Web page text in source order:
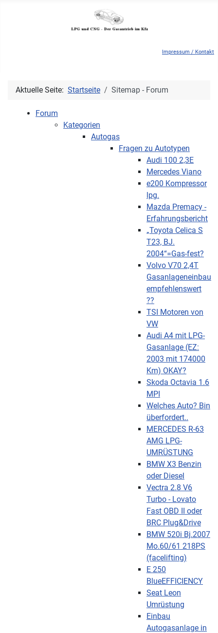
Impressum / Kontakt
Aktuelle Seite: Startseite Sitemap - Forum
Forum
Kategorien
Autogas
Fragen zu Autotypen
Audi 100 2,3E
Mercedes Viano
e200 Kompressor
lpg.
Mazda Premacy -
Erfahrungsbericht
„Toyota Celica S
T23, BJ.
2004“=Gas-fest?
Volvo V70 2,4T
Gasanlageneinbau
empfehlenswert
??
TSI Motoren von
VW
Audi A4 mit LPG-
Gasanlage (EZ:
2003 mit 174000
Km) OKAY?
Skoda Octavia 1.6
MPI
Welches Auto? Bin
überfordert..
MERCEDES R-63
AMG LPG-
UMRÜSTUNG
BMW X3 Benzin
oder Diesel
Vectra 2.8 V6
Turbo - Lovato
Fast OBD II oder
BRC Plug&Drive
BMW 520i Bj.2007
Mo.60/61 218PS
(facelifting)
E 250
BlueEFFICIENCY
Seat Leon
Umrüstung
Einbau
Autogasanlage in